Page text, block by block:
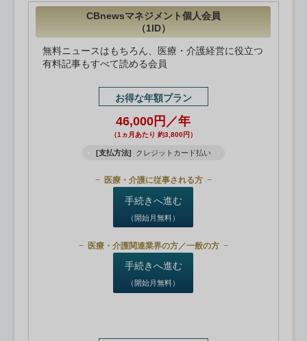
CBnewsマネジメント個人会員
（1ID）
無料ニュースはもちろん、医療・介護経営に役立つ
有料記事もすべて読める会員
お得な年額プラン
46,000円／年
（1ヵ月あたり 約3,800円）
[支払方法] クレジットカード払い
医療・介護に従事される方
手続きへ進む
（開始月無料）
医療・介護関連業界の方／一般の方
手続きへ進む
（開始月無料）